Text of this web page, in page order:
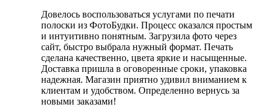
Довелось воспользоваться услугами по печати
полоски из ФотоБудки. Процесс оказался простым
и интуитивно понятным. Загрузила фото через
сайт, быстро выбрала нужный формат. Печать
сделана качественно, цвета яркие и насыщенные.
Доставка пришла в оговоренные сроки, упаковка
надежная. Магазин приятно удивил вниманием к
клиентам и удобством. Определенно вернусь за
новыми заказами!